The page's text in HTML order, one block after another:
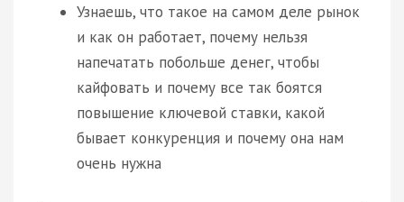
Узнаешь, что такое на самом деле рынок
и как он работает, почему нельзя
напечатать побольше денег, чтобы
кайфовать и почему все так боятся
повышение ключевой ставки, какой
бывает конкуренция и почему она нам
очень нужна